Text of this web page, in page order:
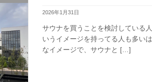
2026年1月31日
サウナを買うことを検討している
いうイメージを持ってる人も多い
なイメージで、サウナと […]